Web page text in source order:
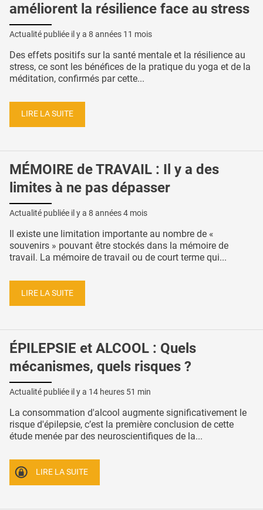
améliorent la résilience face au stress
Actualité publiée il y a 8 années 11 mois
Des effets positifs sur la santé mentale et la résilience au
stress, ce sont les bénéfices de la pratique du yoga et de la
méditation, confirmés par cette...
LIRE LA SUITE
MÉMOIRE de TRAVAIL : Il y a des
limites à ne pas dépasser
Actualité publiée il y a 8 années 4 mois
Il existe une limitation importante au nombre de «
souvenirs » pouvant être stockés dans la mémoire de
travail. La mémoire de travail ou de court terme qui...
LIRE LA SUITE
ÉPILEPSIE et ALCOOL : Quels
mécanismes, quels risques ?
Actualité publiée il y a 14 heures 51 min
La consommation d'alcool augmente significativement le
risque d'épilepsie, c’est la première conclusion de cette
étude menée par des neuroscientifiques de la...
LIRE LA SUITE